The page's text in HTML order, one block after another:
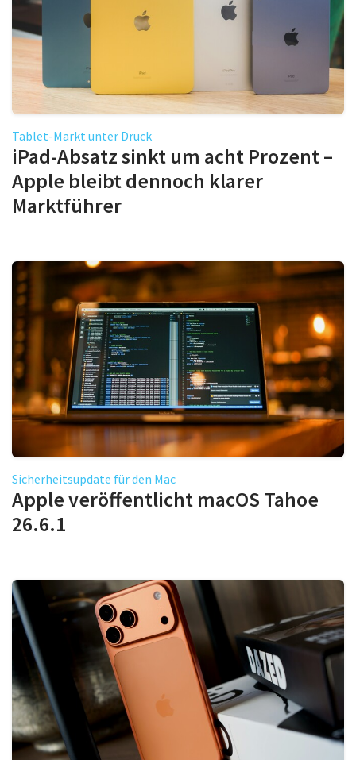
Tablet-Markt unter Druck
iPad-Absatz sinkt um acht Prozent –
Apple bleibt dennoch klarer
Marktführer
Sicherheitsupdate für den Mac
Apple veröffentlicht macOS Tahoe
26.6.1